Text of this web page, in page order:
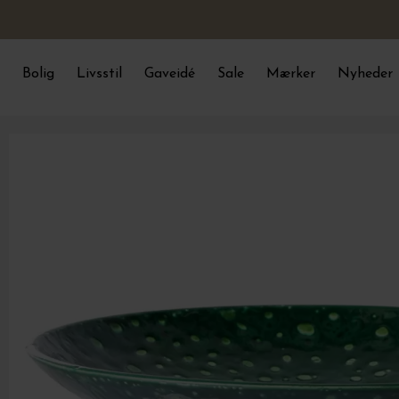
Bolig Livsstil Gaveidé Sale Mærker Nyheder